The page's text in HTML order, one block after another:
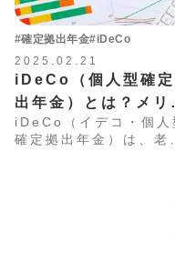
#確定拠出年金#iDeCo
2025.02.21
iDeCo（個人型確定
出年金）とは？メリ
トや始め方を分かり
すく解説
iDeCo（イデコ・個人
確定拠出年金）は、老